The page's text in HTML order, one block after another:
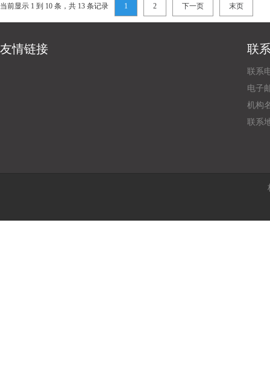
当前显示 1 到 10 条，共 13 条记录 1 2 下一页 末页
友情链接 联
联系
电子
机构
联系